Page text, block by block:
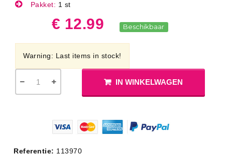
Pakket: 1 st
€ 12.99 Beschikbaar
Warning: Last items in stock!
IN WINKELWAGEN
Referentie: 113970